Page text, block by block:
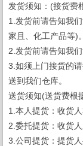
发货须知：(接货费
1.发货前请告知我
家且、化工产品等)。
2.发货前请告知我
3.如须上门接货的
送到我们仓库。
送货须知(送货费根
1.本人提货：收货
2.委托提货：收货
3.公司提货：提货